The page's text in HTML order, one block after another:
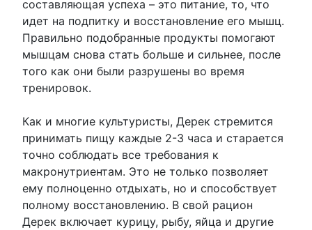
составляющая успеха – это питание, то, что
идет на подпитку и восстановление его мышц.
Правильно подобранные продукты помогают
мышцам снова стать больше и сильнее, после
того как они были разрушены во время
тренировок.
Как и многие культуристы, Дерек стремится
принимать пищу каждые 2-3 часа и старается
точно соблюдать все требования к
макронутриентам. Это не только позволяет
ему полноценно отдыхать, но и способствует
полному восстановлению. В свой рацион
Дерек включает курицу, рыбу, яйца и другие